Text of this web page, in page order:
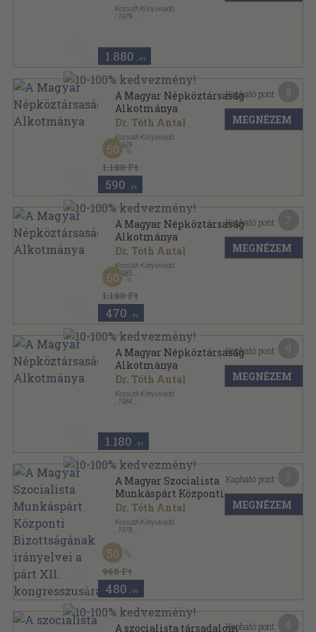
Kossuth Könyvkiadó
1979
1.880 ,-Ft
A Magyar Népköztársaság
Alkotmánya
Dr. Tóth Antal
Kossuth Könyvkiadó
, 1979
Ragasztott papírkötés
1.180 Ft
50
590 ,-Ft
Kapható pont:
MEGNÉZEM
A Magyar Népköztársaság
Alkotmánya
Dr. Tóth Antal
Kossuth Könyvkiadó
, 1985
Ragasztott papírkötés
1.180 Ft
60
470 ,-Ft
Kapható pont:
MEGNÉZEM
A Magyar Népköztársaság
Alkotmánya
Dr. Tóth Antal
Kossuth Könyvkiadó
1984
1.180 ,-Ft
Kapható pont:
MEGNÉZEM
A Magyar Szocialista
Munkáspárt Központi
Bizottságának irányelvei a
párt XII. kongresszusára
Dr. Tóth Antal
Kossuth Könyvkiadó
1979
960 Ft
50
480 ,-Ft
Kapható pont:
MEGNÉZEM
A szocialista társadalomKapható pont: